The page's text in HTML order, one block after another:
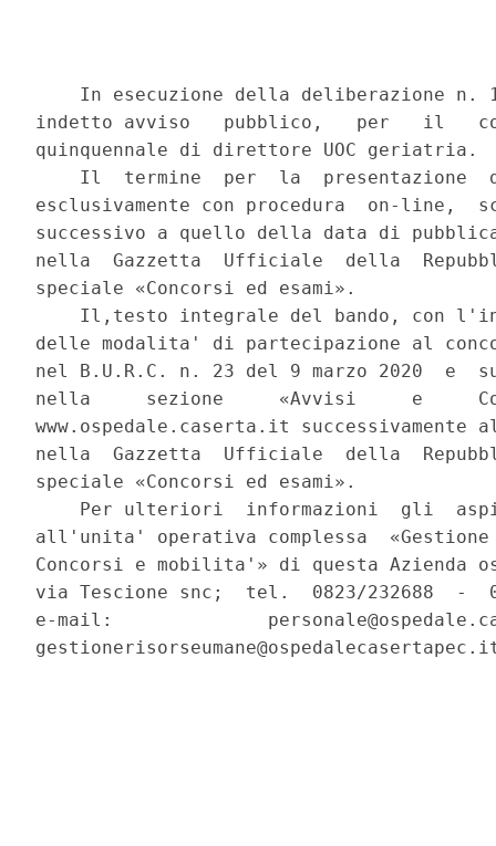
In esecuzione della deliberazione n.
indetto avviso   pubblico,   per   il
quinquennale di direttore UOC geriatria.
Il  termine  per  la  presentazione
esclusivamente con procedura  on-line,
successivo a quello della data di
nella  Gazzetta  Ufficiale  della
speciale «Concorsi ed esami».
Il,testo integrale del bando, con
delle modalita' di partecipazione al
nel B.U.R.C. n. 23 del 9 marzo 2020  e
nella     sezione     «Avvisi     e
www.ospedale.caserta.it
nella  Gazzetta  Ufficiale  della
speciale «Concorsi ed esami».
Per ulteriori  informazioni  gli
all'unita' operativa complessa
Concorsi e mobilita'» di questa Azienda
via Tescione snc;  tel.  0823/232688  -
e-mail: